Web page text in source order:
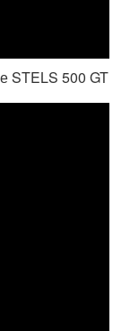
STELS 500 GT